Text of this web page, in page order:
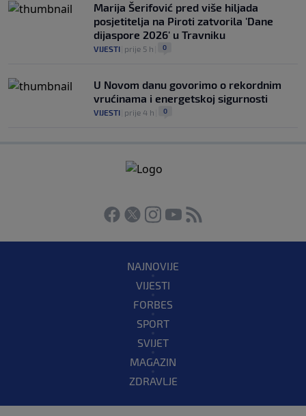
Marija Šerifović pred više hiljada
posjetitelja na Piroti zatvorila 'Dane
dijaspore 2026' u Travniku
VIJESTI prije 5 h 0
U Novom danu govorimo o rekordnim
vrućinama i energetskoj sigurnosti
VIJESTI prije 4 h 0
NAJNOVIJE
VIJESTI
FORBES
SPORT
SVIJET
MAGAZIN
ZDRAVLJE